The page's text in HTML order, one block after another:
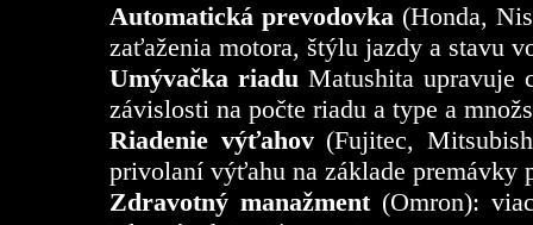
Automatická prevodovka (Honda,
zaťaženia motora, štýlu jazdy a stavu
Umývačka riadu Matushita upravuje
závislosti na počte riadu a type a
Riadenie výťahov (Fujitec,
privolaní výťahu na základe premávky
Zdravotný manažment (Omron):